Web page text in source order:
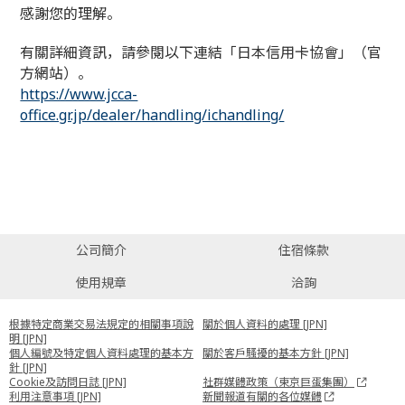
感謝您的理解。
有關詳細資訊，請參閱以下連結「日本信用卡協會」（官
方網站）。
https://www.jcca-
office.gr.jp/dealer/handling/ichandling/
公司簡介
住宿條款
使用規章
洽詢
根據特定商業交易法規定的相關事項說
明 [JPN]
關於個人資料的處理 [JPN]
個人編號及特定個人資料處理的基本方
針 [JPN]
關於客戶騷擾的基本方針 [JPN]
Cookie及訪問日誌 [JPN]
社群媒體政策（東京巨蛋集團）
利用注意事項 [JPN]
新聞報道有關的各位媒體